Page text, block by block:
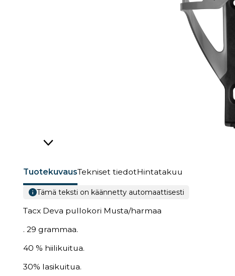
TuotekuvausTekniset tiedotHintatakuu
Tämä teksti on käännetty automaattisesti
Tacx Deva pullokori Musta/harmaa
. 29 grammaa.
40 % hiilikuitua.
30% lasikuitua.